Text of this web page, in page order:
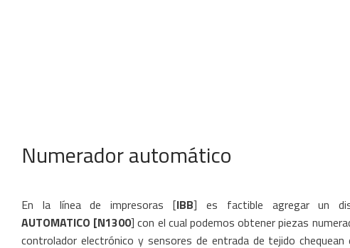
Numerador automático
En la línea de impresoras [IBB] es factible agregar un
AUTOMATICO [N1300] con el cual podemos obtener piezas
controlador electrónico y sensores de entrada de tejido chequean